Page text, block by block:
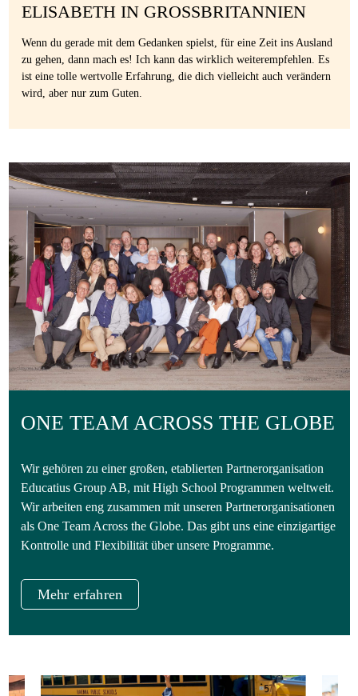
ELISABETH IN GROSSBRITANNIEN
Wenn du gerade mit dem Gedanken spielst, für eine Zeit ins Ausland
zu gehen, dann mach es! Ich kann das wirklich weiterempfehlen. Es
ist eine tolle wertvolle Erfahrung, die dich vielleicht auch verändern
wird, aber nur zum Guten.
ONE TEAM ACROSS THE GLOBE
Wir gehören zu einer großen, etablierten Partnerorganisation
Educatius Group AB, mit High School Programmen weltweit.
Wir arbeiten eng zusammen mit unseren Partnerorganisationen
als One Team Across the Globe. Das gibt uns eine einzigartige
Kontrolle und Flexibilität über unsere Programme.
Mehr erfahren